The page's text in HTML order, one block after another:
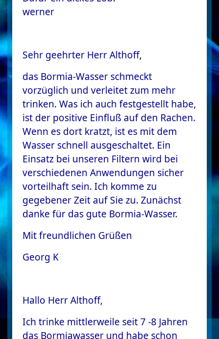
werner
Sehr geehrter Herr Althoff,
das Bormia-Wasser schmeckt
vorzüglich und verleitet zum mehr
trinken. Was ich auch festgestellt habe,
ist der positive Einfluß auf den Rachen.
Wenn es dort kratzt, ist es mit dem
Wasser schnell ausgeschaltet. Ein
Einsatz bei unseren Filtern wird bei
verschiedenen Anwendungen sicher
vorteilhaft sein. Ich komme zu
gegebener Zeit auf Sie zu. Zunächst
danke für das gute Bormia-Wasser.
Mit freundlichen Grüßen
Georg K
Hallo Herr Althoff,
Ich trinke mittlerweile seit 7 -8 Jahren
das Bormiawasser und habe schon